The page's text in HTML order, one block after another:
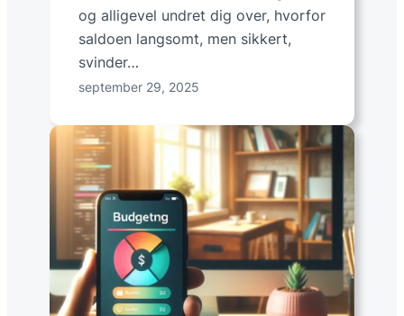
e
r
p
s
p
å
d
i
n
i
og alligevel undret dig over, hvorfor
saldoen langsomt, men sikkert,
svinder…
september 29, 2025